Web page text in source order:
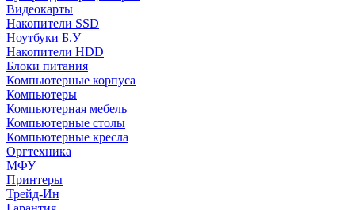
Видеокарты
Накопители SSD
Ноутбуки Б.У
Накопители HDD
Блоки питания
Компьютерные корпуса
Компьютеры
Компьютерная мебель
Компьютерные столы
Компьютерные кресла
Оргтехника
МФУ
Принтеры
Трейд-Ин